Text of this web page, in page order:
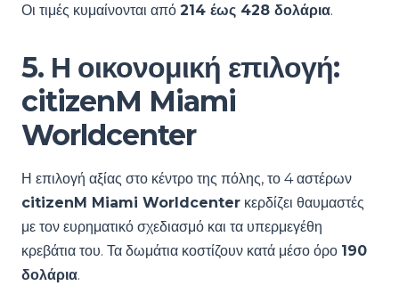
Οι τιμές κυμαίνονται από 214 έως 428 δολάρια.
5. Η οικονομική επιλογή:
citizenM Miami
Worldcenter
Η επιλογή αξίας στο κέντρο της πόλης, το 4 αστέρων
citizenM Miami Worldcenter κερδίζει θαυμαστές
με τον ευρηματικό σχεδιασμό και τα υπερμεγέθη
κρεβάτια του. Τα δωμάτια κοστίζουν κατά μέσο όρο 190
δολάρια.